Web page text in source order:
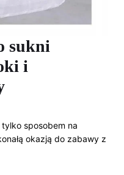
sukni
i
sposobem na
okazją do zabawy z